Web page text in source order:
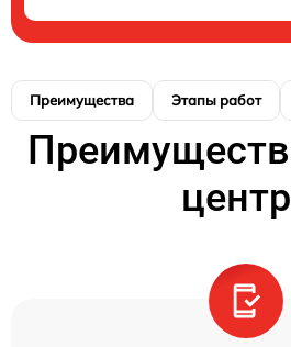
Преимущества Этапы работ